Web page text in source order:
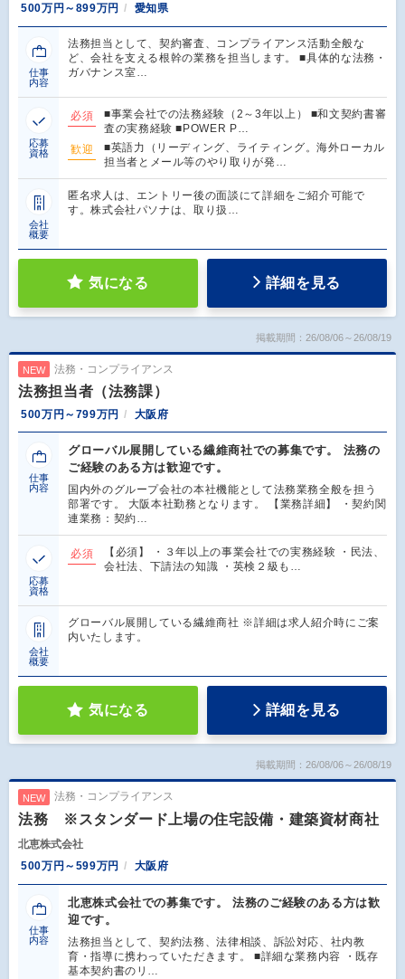
500万円～899万円 愛知県
仕事
内容
法務担当として、契約審査、コンプライアンス活動全般な
ど、会社を支える根幹の業務を担当します。 ■具体的な法務・
ガバナンス室…
応募
資格
必須
■事業会社での法務経験（2～3年以上） ■和文契約書審
査の実務経験 ■POWER P…
歓迎
■英語力（リーディング、ライティング。海外ローカル
担当者とメール等のやり取りが発…
会社
概要
匿名求人は、エントリー後の面談にて詳細をご紹介可能で
す。株式会社パソナは、取り扱…
気になる 詳細を見る
掲載期間：26/08/06～26/08/19
NEW 法務・コンプライアンス
法務担当者（法務課）
500万円～799万円 大阪府
仕事
内容
グローバル展開している繊維商社での募集です。 法務の
ご経験のある方は歓迎です。
国内外のグループ会社の本社機能として法務業務全般を担う
部署です。 大阪本社勤務となります。 【業務詳細】 ・契約関
連業務：契約…
応募
資格
必須
【必須】 ・３年以上の事業会社での実務経験 ・民法、
会社法、下請法の知識 ・英検２級も…
会社
概要
グローバル展開している繊維商社 ※詳細は求人紹介時にご案
内いたします。
気になる 詳細を見る
掲載期間：26/08/06～26/08/19
NEW 法務・コンプライアンス
法務 ※スタンダード上場の住宅設備・建築資材商社
北恵株式会社
500万円～599万円
大阪府
仕事
内容
北恵株式会社での募集です。 法務のご経験のある方は歓
迎です。
法務担当として、契約法務、法律相談、訴訟対応、社内教
育・指導に携わっていただきます。 ■詳細な業務内容 ・既存
基本契約書のリ…